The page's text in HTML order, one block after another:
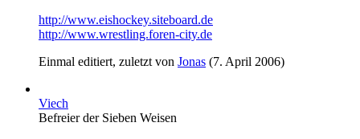
http://www.eishockey.siteboard.de
http://www.wrestling.foren-city.de
Einmal editiert, zuletzt von Jonas (7. April 2006)
Viech
Befreier der Sieben Weisen